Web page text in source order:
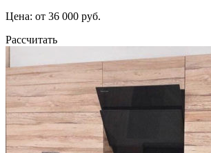
Цена: от 36 000 руб.
Рассчитать